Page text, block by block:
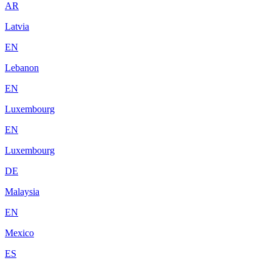
AR
Latvia
EN
Lebanon
EN
Luxembourg
EN
Luxembourg
DE
Malaysia
EN
Mexico
ES